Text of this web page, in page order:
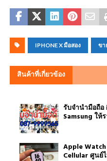
IPHONE X มือสอง ขา
สินค้าที่เกี่ยวข้อง
รับจำนำมือถือ
Samsung ให้
Apple Watch
Cellular ศูนย์